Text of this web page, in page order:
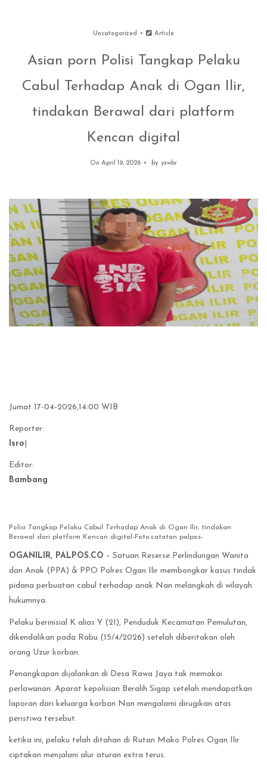
Uncategorized Article
Asian porn Polisi Tangkap Pelaku
Cabul Terhadap Anak di Ogan Ilir,
tindakan Berawal dari platform
Kencan digital
On April 19, 2026 by yxwbr
Jumat 17-04-2026,14:00 WIB
Reporter:
Isro
Editor:
Bambang
Polisi Tangkap Pelaku Cabul Terhadap Anak di Ogan Ilir, tindakan
Berawal dari platform Kencan digital-Foto:catatan palpos-
OGANILIR, PALPOS.CO – Satuan Reserse Perlindungan Wanita
dan Anak (PPA) & PPO Polres Ogan Ilir membongkar kasus tindak
pidana perbuatan cabul terhadap anak Nan melangkah di wilayah
hukumnya.
Pelaku berinisial K alias Y (21), Penduduk Kecamatan Pemulutan,
dikendalikan pada Rabu (15/4/2026) setelah diberitakan oleh
orang Uzur korban.
Penangkapan dijalankan di Desa Rawa Jaya tak memakai
perlawanan. Aparat kepolisian Beralih Sigap setelah mendapatkan
laporan dari keluarga korban Nan mengalami dirugikan atas
peristiwa tersebut.
ketika ini, pelaku telah ditahan di Rutan Mako Polres Ogan Ilir
ciptakan menjalani alur aturan extra terus.